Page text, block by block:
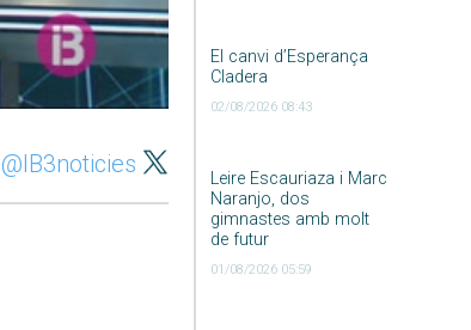
El canvi d’Esperança
Cladera
02/08/2026 08:43
Leire Escauriaza i Marc
Naranjo, dos
gimnastes amb molt
de futur
01/08/2026 05:59
@IB3noticies